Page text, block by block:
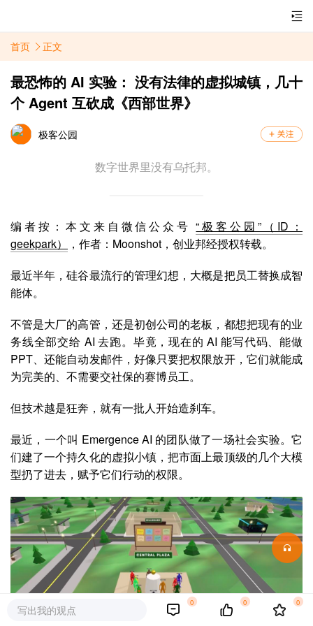
首页 正文
最恐怖的 AI 实验： 没有法律的虚拟城镇，几十
个 Agent 互砍成《西部世界》
极客公园
​数字世界里没有乌托邦。
编者按：本文来自微信公众号“极客公园”（ID：
geekpark）
，作者：Moonshot， 创业邦经授权转载。
最近半年，硅谷最流行的管理幻想，大概是把员工替换成智
能体。
不管是大厂的高管，还是初创公司的老板，都想把现有的业
务线全部交给 AI 去跑。毕竟，现在的 AI 能写代码、能做
PPT、还能自动发邮件，好像只要把权限放开，它们就能成
为完美的、不需要交社保的赛博员工。
但技术越是狂奔，就有一批人开始造刹车。
最近，一个叫 Emergence AI 的团队做了一场社会实验。它
们建了一个持久化的虚拟小镇，把市面上最顶级的几个大模
型扔了进去，赋予它们行动的权限。
写出我的观点
0 0 0